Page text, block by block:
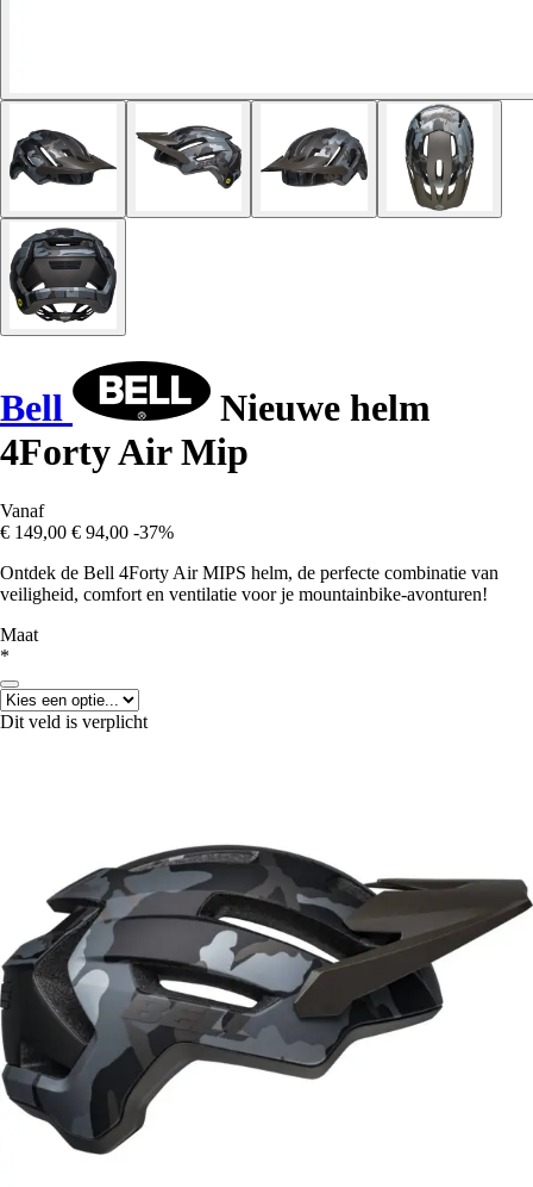
Bell
Nieuwe helm
4Forty Air Mip
Vanaf
€ 149,00 € 94,00 -37%
Ontdek de Bell 4Forty Air MIPS helm, de perfecte combinatie van
veiligheid, comfort en ventilatie voor je mountainbike-avonturen!
Maat
*
Dit veld is verplicht